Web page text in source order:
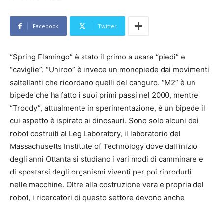
Facebook Twitter
“Spring Flamingo” è stato il primo a usare “piedi” e
“caviglie”. “Uniroo” è invece un monopiede dai movimenti
saltellanti che ricordano quelli del canguro. “M2” è un
bipede che ha fatto i suoi primi passi nel 2000, mentre
“Troody”, attualmente in sperimentazione, è un bipede il
cui aspetto è ispirato ai dinosauri. Sono solo alcuni dei
robot costruiti al Leg Laboratory, il laboratorio del
Massachusetts Institute of Technology dove dall’inizio
degli anni Ottanta si studiano i vari modi di camminare e
di spostarsi degli organismi viventi per poi riprodurli
nelle macchine. Oltre alla costruzione vera e propria del
robot, i ricercatori di questo settore devono anche